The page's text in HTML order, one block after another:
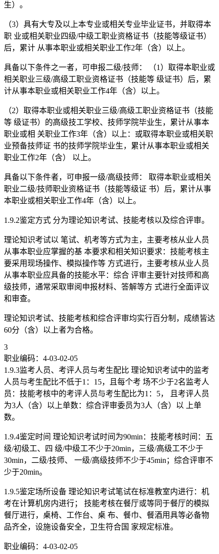
生）。
（3）具有大专及以上本专业或相关专业毕业证书，并取得本
职 业或相关职业四级/中级工职业资格证书（技能等级证书）
后，累计 从事本职业或相关职业工作2年（含）以上。
具备以下条件之一者，可申报二级/技师： （1）取得本职业或
相关职业三级/高级工职业资格证书（技能等 级证书）后，累
计从事本职业或相关职业工作4年（含）以上。
（2）取得本职业或相关职业三级/高级工职业资格证书（技能
等 级证书）的高级技工学校、技师学院毕业生，累计从事本
职业或相 关职业工作3年（含）以上：或取得本职业或相关职
业预备技师证 书的技师学院毕业生，累计从事本职业或相关
职业工作2年（含） 以上。
具备以下条件者，可申报一级/高级技师： 取得本职业或相关
职业二级/技师职业资格证书（技能等级证 书）后，累计从事
本职业或相关职业工作4年（含）以上。
1.9.2鉴定方式 分为理论知识考试、技能考核以及综合评审。
理论知识考试以 笔试、机考等方式为主，主要考核从业人员
从事本职业应掌握的基 本要求和相关知识要求：技能考核主
要采用现场操作、模拟操作等 方式进行，主要考核从业人员
从事本职业应具备的技能水平：综合 评审主要针对技师和高
级技师，通常采取审阅申报材料、答解等方 式进行全面评议
和审查。
理论知识考试、技能考核和综合评审均实行百分制，成绩皆达
60分（含）以上者为合格。
3
职业编码：4-03-02-05
1.9.3监考人员、考评人员与考生配比 理论知识考试中的监考
人员与考生配比不低于1：15，且每个考 场不少于2名监考人
员：技能考核中的考评人员与考生配比为1：5， 且考评人员
为3人（含）以上单数：综合评审委员为3人（含）以 上单
数。
1.9.4鉴定时间 理论知识考试时间为90min：技能考核时间：五
级/初级工、四 级/中级工不少于20min，三级/高级工不少于
30min，二级/技师、 一级/高级技师不少于45min；综合评审不
少于20min。
1.9.5鉴定场所设备 理论知识考试笔试在标准教室内进行：机
考在计算机房内进行； 技能考核在餐厅或等同于餐厅的模拟
餐厅进行，桌椅、工作台、桌 布、餐巾、餐酒用具等必备物
品齐全，设施设备安全，卫生符合国 家规定标准。
职业编码：4-03-02-05